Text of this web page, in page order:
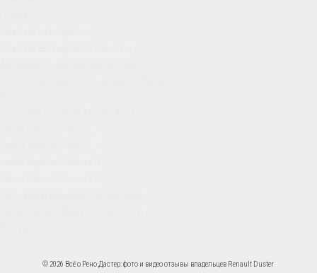
© 2026 Всё о Рено Дастер: фото и видео отзывы владельцев Renault Duster